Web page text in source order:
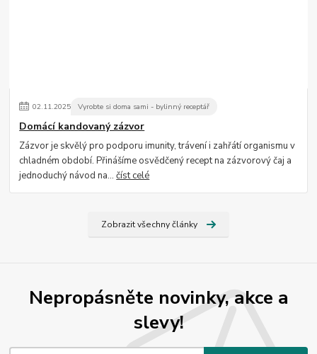
02.11.2025 Vyrobte si doma sami - bylinný receptář
Domácí kandovaný zázvor
Zázvor je skvělý pro podporu imunity, trávení i zahřátí organismu v
chladném období. Přinášíme osvědčený recept na zázvorový čaj a
jednoduchý návod na...číst celé
Zobrazit všechny články
Nepropásněte novinky, akce a
slevy!